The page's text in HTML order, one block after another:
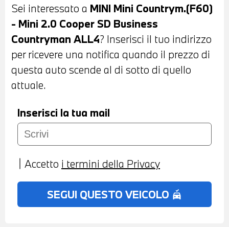
POSTERIORE AUTOMATICO - COMFORT
ACCESS SYSTEM - INTERNI IN PELLE
NERA - VOLANTE SPORTIVO IN PELLE
CON COMANDI MULTIFUNZIONE - CRUISE
CONTROL ADATTIVO - CAMBIO
AUTOMATICO - ACTIVE GUARD - MINI
DRIVING MODES - HEAD UP DISPLAY -
NAVIGATORE - BLUETOOTH - USB -
COMPATIBILITA' CON CONNECTED DRIVE
WIRELESS PER IL CELLULARE -
TELESERVICES - CHIAMATA DI
EMERGENZA - CLIMATIZZATORE
Sei interessato a MINI Mini Countrym.(F60)
- Mini 2.0 Cooper SD Business
Countryman ALL4? Inserisci il tuo indirizzo
per ricevere una notifica quando il prezzo di
questa auto scende al di sotto di quello
attuale.
Inserisci la tua mail
Accetto i termini della Privacy
SEGUI QUESTO VEICOLO no_crash